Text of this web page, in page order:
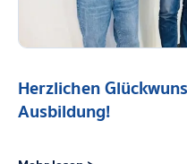
Herzlichen
Ausbildung!